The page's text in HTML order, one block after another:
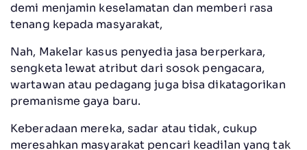
demi menjamin keselamatan dan memberi rasa
tenang kepada masyarakat,
Nah, Makelar kasus penyedia jasa berperkara,
sengketa lewat atribut dari sosok pengacara,
wartawan atau pedagang juga bisa dikatagorikan
premanisme gaya baru.
Keberadaan mereka, sadar atau tidak, cukup
meresahkan masyarakat pencari keadilan yang tak